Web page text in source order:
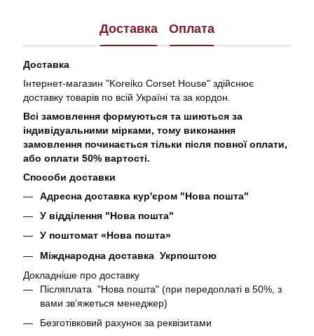
Доставка Оплата
Доставка
Інтернет-магазин "Koreiko Corset House" здійснює
доставку товарів по всій Україні та за кордон.
Всі замовлення формуються та шиються за
індивідуальними мірками, тому виконання
замовлення починається тільки після повної оплати,
або оплати 50% вартості.
Способи доставки
Адресна доставка кур'єром "Нова пошта"
У відділення "Нова пошта"
У поштомат «Нова пошта»
Міжднародна доставка Укрпоштою
Докладніше про доставку
Післяплата "Нова пошта" (при передоплаті в 50%, з
вами звʼяжеться менеджер)
Безготівковий рахунок за реквізитами